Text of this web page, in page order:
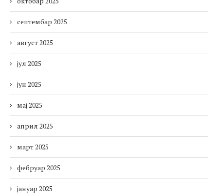
септембар 2025
август 2025
јул 2025
јун 2025
мај 2025
април 2025
март 2025
фебруар 2025
јануар 2025